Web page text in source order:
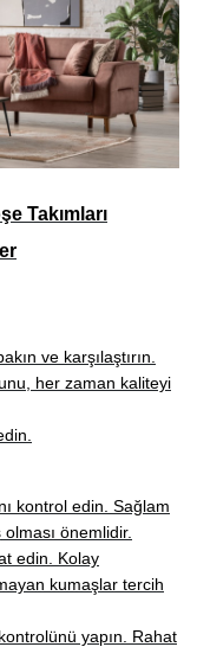
Takımları
ve karşılaştırın.
her zaman kaliteyi
kontrol edin. Sağlam
önemlidir.
edin. Kolay
kumaşlar tercih
yapın. Rahat